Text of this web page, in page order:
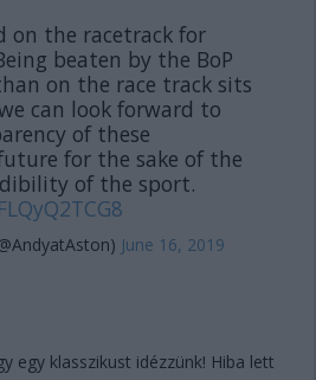
on the racetrack for
beaten by the BoP
on the race track sits
can look forward to
of these
for the sake of the
of the sport.
June 16, 2019
egy klasszikust idézzünk! Hiba lett